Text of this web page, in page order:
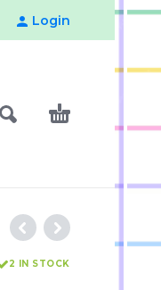
Login
2 IN STOCK